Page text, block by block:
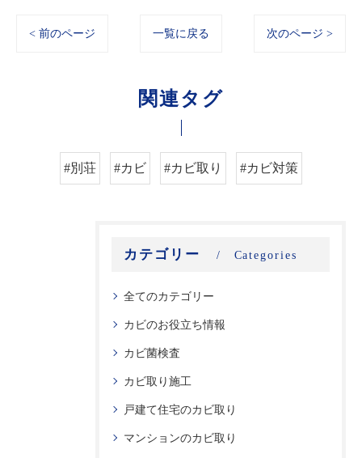
< 前のページ 一覧に戻る 次のページ >
関連タグ
#別荘 #カビ #カビ取り #カビ対策
カテゴリー Categories
全てのカテゴリー
カビのお役立ち情報
カビ菌検査
カビ取り施工
戸建て住宅のカビ取り
マンションのカビ取り